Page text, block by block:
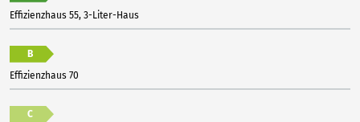
Effizienzhaus 55, 3-Liter-Haus
B
Effizienzhaus 70
C